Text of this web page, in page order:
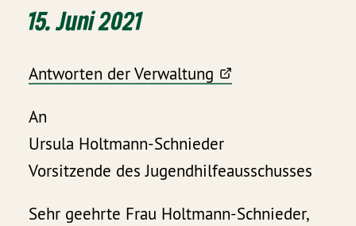
15. Juni 2021
Antworten der Verwaltung
An
Ursula Holtmann-Schnieder
Vorsitzende des Jugendhilfeausschusses
Sehr geehrte Frau Holtmann-Schnieder,